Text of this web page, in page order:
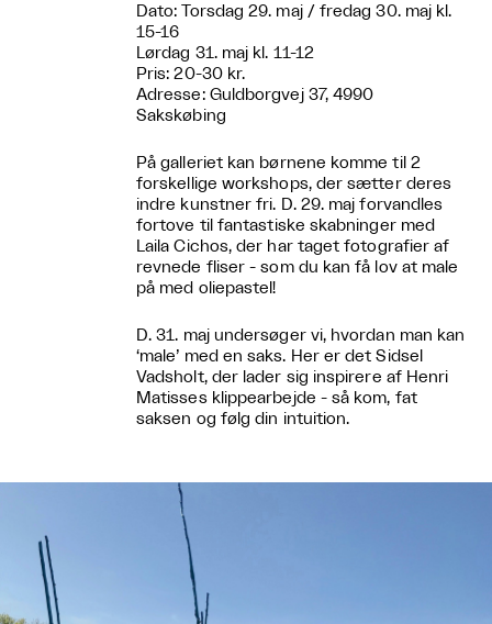
Dato: Torsdag 29. maj / fredag 30. maj kl.
15-16
Lørdag 31. maj kl. 11-12
Pris: 20-30 kr.
Adresse: Guldborgvej 37, 4990
Sakskøbing
På galleriet kan børnene komme til 2
forskellige workshops, der sætter deres
indre kunstner fri. D. 29. maj forvandles
fortove til fantastiske skabninger med
Laila Cichos, der har taget fotografier af
revnede fliser - som du kan få lov at male
på med oliepastel!
D. 31. maj undersøger vi, hvordan man kan
‘male’ med en saks. Her er det Sidsel
Vadsholt, der lader sig inspirere af Henri
Matisses klippearbejde - så kom, fat
saksen og følg din intuition.